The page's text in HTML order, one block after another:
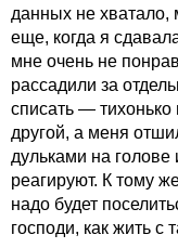
данных не
еще, когда я
мне очень не
рассадили за
списать — тихонько
другой, а меня
дульками на
реагируют. К тому
надо будет
господи, как жить